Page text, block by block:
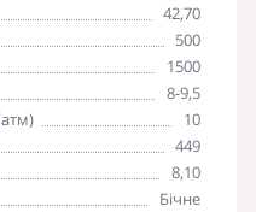
42,70
500
1500
8-9,5
10
449
8,10
Бічне